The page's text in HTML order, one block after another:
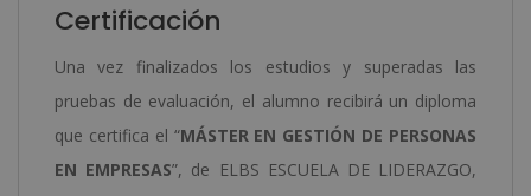
Certificación
Una vez finalizados los estudios y superadas las
pruebas de evaluación, el alumno recibirá un diploma
que certifica el “MÁSTER EN GESTIÓN DE PERSONAS
EN EMPRESAS”, de ELBS ESCUELA DE LIDERAZGO,